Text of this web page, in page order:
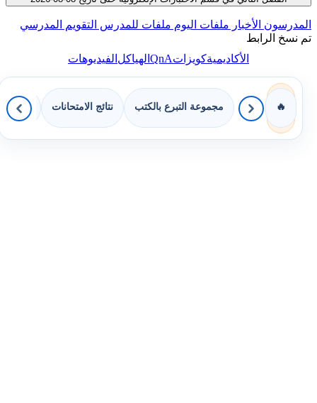
المدرسون الأخبار ملفات اليوم ملفات للمدرس التقويم المدرسي
تم نسخ الرابط
الأكاديميةكويزاتQnAالهياكلالفيديوهات
🔥 مجموعة التبرع بالكتب نتائج الامتحانات